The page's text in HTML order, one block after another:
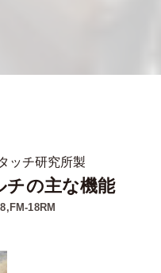
ッチ研究所製
チの主な機能
18RM